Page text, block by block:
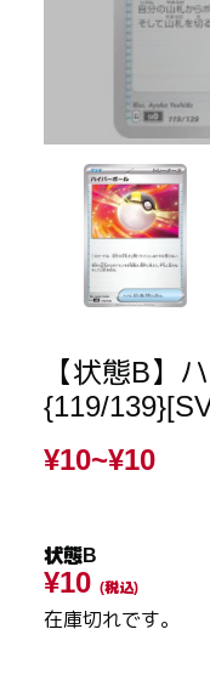
【状態B】
{119/
¥10~¥10
状態B
¥10 (税込)
在庫切れです。